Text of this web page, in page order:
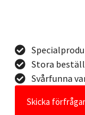
Stora
Svårfunna
Skicka